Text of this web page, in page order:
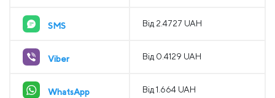
SMS Від 2.4727 UAH
Viber Від 0.4129 UAH
WhatsApp Від 1.664 UAH